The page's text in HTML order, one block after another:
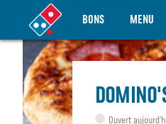
BONS MENU
Ouvert